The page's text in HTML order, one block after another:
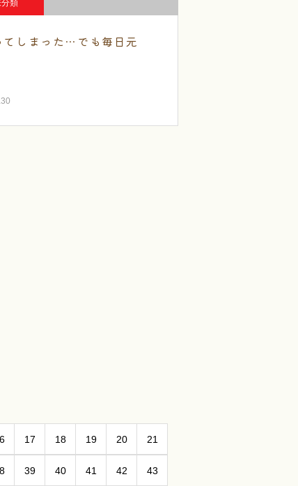
類
てしまった…でも毎日元
17 18 19 20 21
39 40 41 42 43